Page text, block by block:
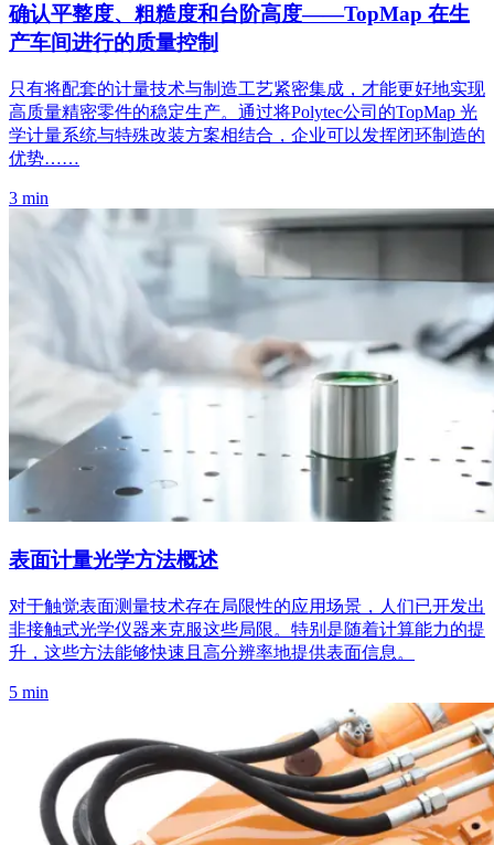
确认平整度、粗糙度和台阶高度——TopMap 在生
产车间进行的质量控制
只有将配套的计量技术与制造工艺紧密集成，才能更好地实现
高质量精密零件的稳定生产。通过将Polytec公司的TopMap 光
学计量系统与特殊改装方案相结合，企业可以发挥闭环制造的
优势……
3 min
表面计量光学方法概述
对于触觉表面测量技术存在局限性的应用场景，人们已开发出
非接触式光学仪器来克服这些局限。特别是随着计算能力的提
升，这些方法能够快速且高分辨率地提供表面信息。
5 min